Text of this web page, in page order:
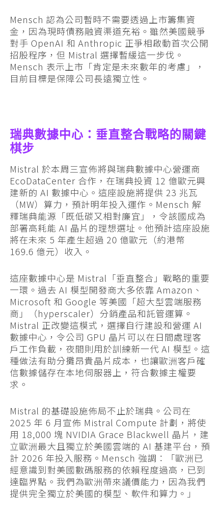
Mensch 認為公司暫時不需要透過上市籌集資
金，因為現時債務融資渠道充裕。雖然美國競爭
對手 OpenAI 和 Anthropic 正爭相啟動首次公開
招股程序，但 Mistral 選擇暫緩這一步伐。
Mensch 表示上市「肯定是未來數年的考慮」，
目前目標是保障公司長遠獨立性。
瑞典數據中心：垂直整合戰略的關鍵
棋步
Mistral 於本周三宣佈將與瑞典數據中心營運商
EcoDataCenter 合作，在瑞典投資 12 億歐元興
建新的 AI 數據中心。這座設施將提供 23 兆瓦
（MW）算力，預計明年投入運作。Mensch 解
釋瑞典能源「既低碳又相對廉宜」，令該國成為
部署高耗能 AI 晶片的理想選址。他預計這座設施
將在未來 5 年產生超過 20 億歐元（約港幣
169.6 億元）收入。
這座數據中心是 Mistral「垂直整合」戰略的重要
一環。過去 AI 模型開發商大多依靠 Amazon、
Microsoft 和 Google 等美國「超大型雲端服務
商」（hyperscaler）分銷產品和託管運算。
Mistral 正改變這模式，選擇自行建設和營運 AI
數據中心，令公司 GPU 晶片可以在日間處理客
戶工作負載，夜間則用於訓練新一代 AI 模型。這
種做法有助分攤昂貴晶片成本，也讓歐洲客戶確
信數據儲存在本地伺服器上，符合數據主權要
求。
Mistral 的基礎設施佈局不止於瑞典。公司在
2025 年 6 月宣佈 Mistral Compute 計劃，將使
用 18,000 塊 NVIDIA Grace Blackwell 晶片，建
立歐洲最大且獨立於美國雲端的 AI 基建平台，預
計 2026 年投入服務。Mensch 強調：「歐洲已
經意識到對美國數碼服務的依賴程度過高，已到
達臨界點。我們為歐洲帶來議價能力，因為我們
提供完全獨立於美國的模型、軟件和算力。」